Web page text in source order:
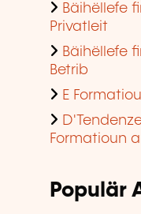
Bäihëllefe
Privatleit
Bäihëllefe
Betrib
E
Formatioun
Populär